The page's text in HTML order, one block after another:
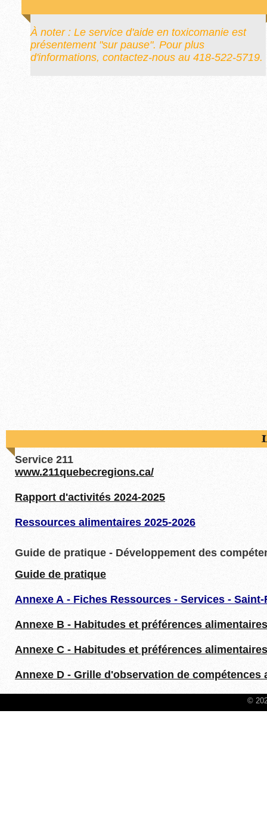
À noter : Le service d'aide en toxicomanie est
présentement "sur pause". Pour plus
d'informations, contactez-nous au 418-522-5719.
Service 211
www.211quebecregions.ca/
Rapport d'activités 2024-2025
Ressources alimentaires 2025-2026
Guide de pratique - Développement des
Guide de pratique
Annexe A - Fiches Ressources - Services -
Annexe B - Habitudes et préférences
Annexe C - Habitudes et préférences
Annexe D - Grille d'observation de compétences
©